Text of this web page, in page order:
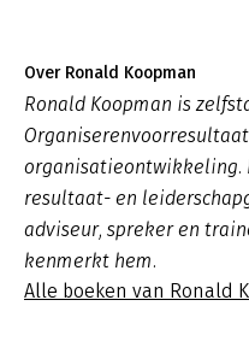
Over Ronald Koopman
Ronald Koopman is
organisatieontwikkeling.
resultaat- en
adviseur, spreker en
kenmerkt hem.
Alle boeken van Ronald